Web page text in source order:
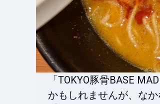
「TOKYO豚骨BASE
かもしれませんが、なか